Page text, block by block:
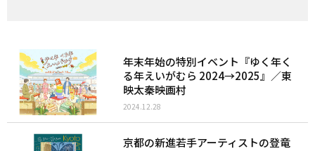
年末年始の特別イベント『ゆく年く
る年えいがむら 2024→2025』／東
映太秦映画村
2024.12.28
京都の新進若手アーティストの登竜